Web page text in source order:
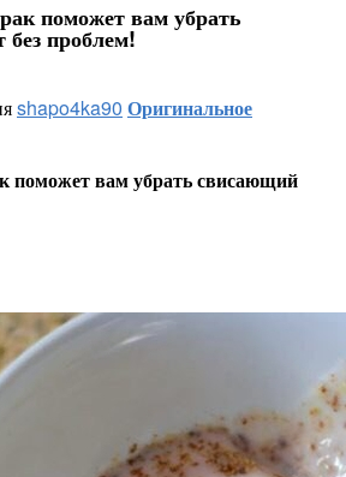
поможет вам убрать
проблем!
shapo4ka90 Оригинальное
поможет вам убрать свисающий